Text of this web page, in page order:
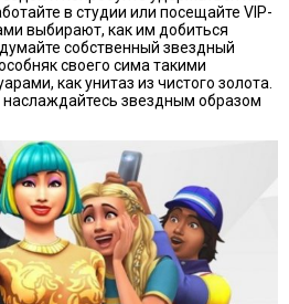
в студии или посещайте VIP-
выбирают, как им добиться
собственный звездный
своего сима такими
как унитаз из чистого золота.
наслаждайтесь звездным образом